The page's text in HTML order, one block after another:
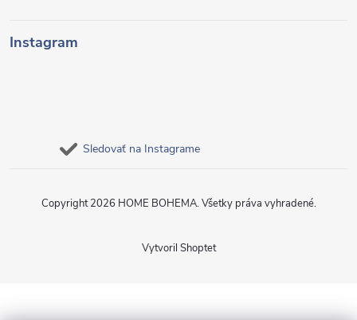
Instagram
Sledovať na Instagrame
Vytvoril Shoptet
Copyright 2026 HOME BOHEMA. Všetky práva vyhradené.